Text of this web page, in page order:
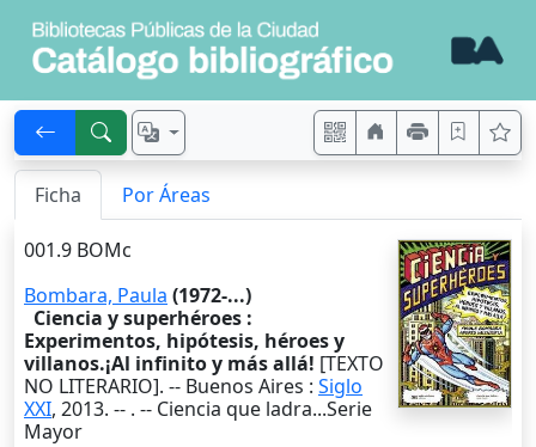
Ficha Por Áreas
001.9 BOMc
Bombara, Paula (1972-...)
Ciencia y superhéroes :
Experimentos, hipótesis, héroes y
villanos.¡Al infinito y más allá! [TEXTO
NO LITERARIO]. -- Buenos Aires : Siglo
XXI, 2013. -- . -- Ciencia que ladra...Serie
Mayor